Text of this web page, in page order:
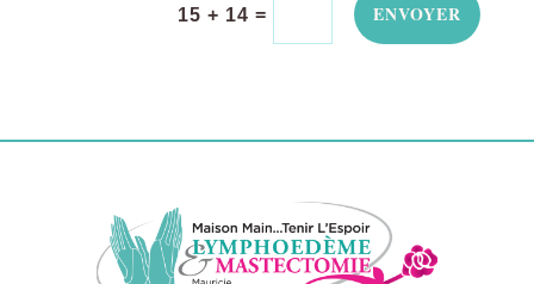
15 + 14 = ENVOYER